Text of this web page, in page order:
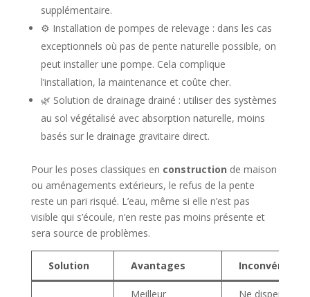
supplémentaire.
⚙️ Installation de pompes de relevage : dans les cas
exceptionnels où pas de pente naturelle possible, on
peut installer une pompe. Cela complique
l’installation, la maintenance et coûte cher.
🌿 Solution de drainage drainé : utiliser des systèmes
au sol végétalisé avec absorption naturelle, moins
basés sur le drainage gravitaire direct.
Pour les poses classiques en construction de maison
ou aménagements extérieurs, le refus de la pente
reste un pari risqué. L’eau, même si elle n’est pas
visible qui s’écoule, n’en reste pas moins présente et
sera source de problèmes.
Solution Avantages Inconvénients
Meilleur
Ne dispense